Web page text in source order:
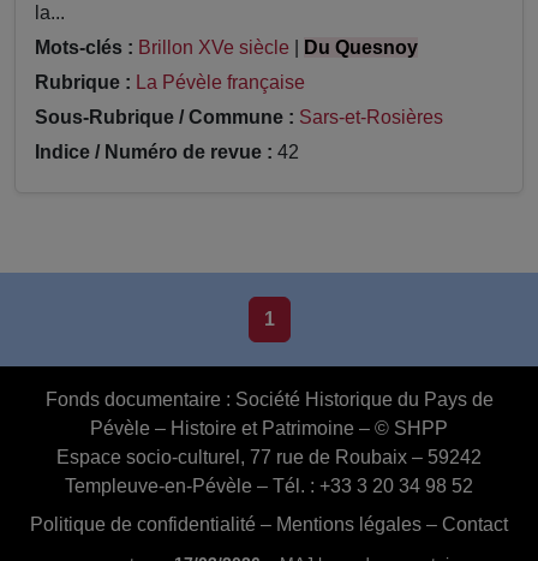
la...
Mots-clés : Brillon XVe siècle
Du Quesnoy
Rubrique : La Pévèle française
Sous-Rubrique / Commune : Sars-et-Rosières
Indice / Numéro de revue : 42
1
Fonds documentaire : Société Historique du Pays de
Pévèle – Histoire et Patrimoine – © SHPP
Espace socio-culturel, 77 rue de Roubaix – 59242
Templeuve-en-Pévèle – Tél. : +33 3 20 34 98 52
Politique de confidentialité – Mentions légales – Contact